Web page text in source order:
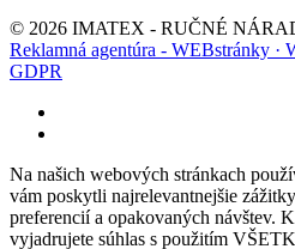
© 2026 IMATEX - RUČNÉ
Reklamná agentúra - WEBstránky ·
GDPR
Na našich webových stránkach
vám poskytli najrelevantnejšie
preferencií a opakovaných návštev.
vyjadrujete súhlas s použitím